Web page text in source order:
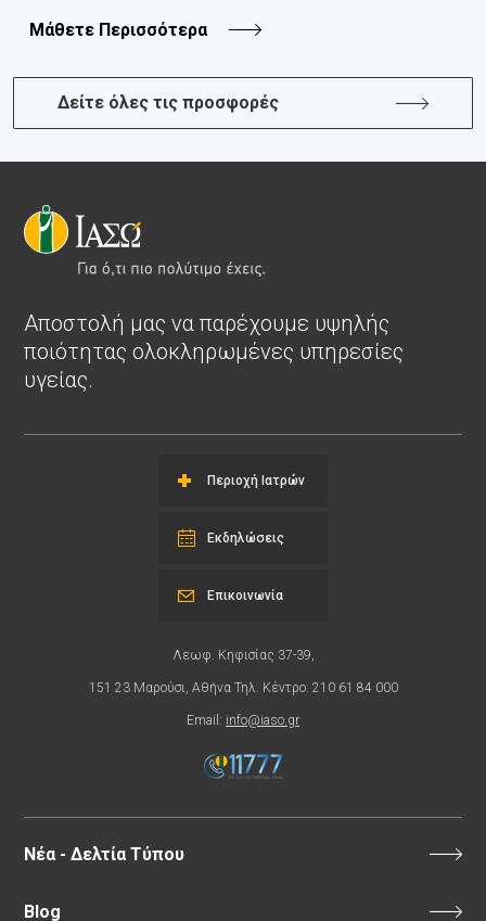
Μάθετε Περισσότερα
Δείτε όλες τις προσφορές
Αποστολή μας να παρέχουμε υψηλής
ποιότητας ολοκληρωμένες υπηρεσίες
υγείας.
Περιοχή Ιατρών
Εκδηλώσεις
Λεωφ. Κηφισίας 37-39,
151 23 Μαρούσι, Αθήνα Τηλ. Κέντρο: 210 61 84 000
Email: info@iaso.gr
Επικοινωνία
Νέα - Δελτία Τύπου
Blog